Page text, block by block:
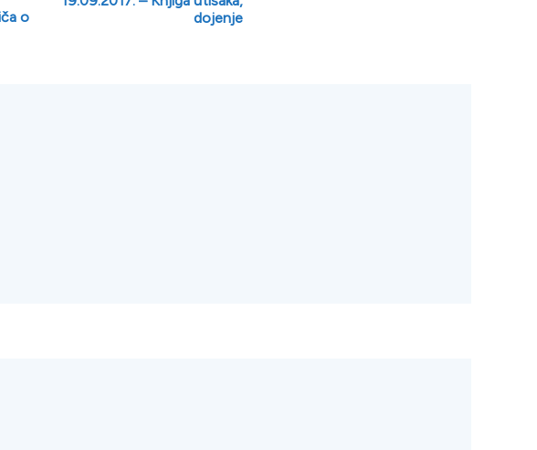
o
dojenje